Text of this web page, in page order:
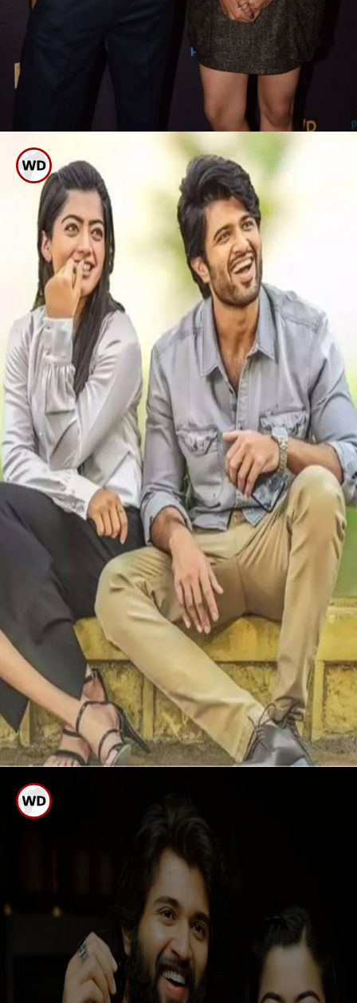
ವಿಜಯ್ ದೇವರಕೊಂಡ ಪೋಸ್ ಕೊಟ್ಟಿದ್ದ ಅದೇ
ಸ್ಥಳದಲ್ಲೇ ಮಾಲ್ಡೀವ್ಸ್ ಪ್ರವಾಸದ ವೇಳೆ ರಶ್ಮಿಕಾ
ಕೂಡಾ ಫೋಟೋ ತೆಗೆಸಿಕೊಂಡು ಸೋಷಿಯಲ್
ಮೀಡಿಯಾದಲ್ಲಿ ಹಂಚಿಕೊಂಡಿದ್ದರು.
ಗೀತಾ ಗೋವಿಂದಂ ಮೊದಲ
ಸಿನಿಮಾ
ಇಬ್ಬರೂ ಒಂದೇ ಸ್ಥಳದಲ್ಲಿರುವ ಫೋಟೋ
ಪ್ರಕಟಿಸಿದ್ದರಿಂದ ಅಂದು ಮಾಲ್ಡೀವ್ಸ್ ಗೆ ಈ
ಜೋಡಿ ಜೊತೆಯಾಗಿ ಪ್ರಯಾಣಿಸಿರುವುದು ಪಕ್ಕಾ
ಆಗಿದೆ.
ಡೇಟಿಂಗ್
ಮಾಡುತ್ತಿದ್ದಾರೆಂದು
ಗುಮಾನಿ